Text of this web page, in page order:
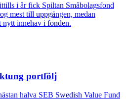
i år fick Spiltan Småbolagsfond
mest till uppgången, medan
nytt innehav i fonden.
portfölj
halva SEB Swedish Value Fund